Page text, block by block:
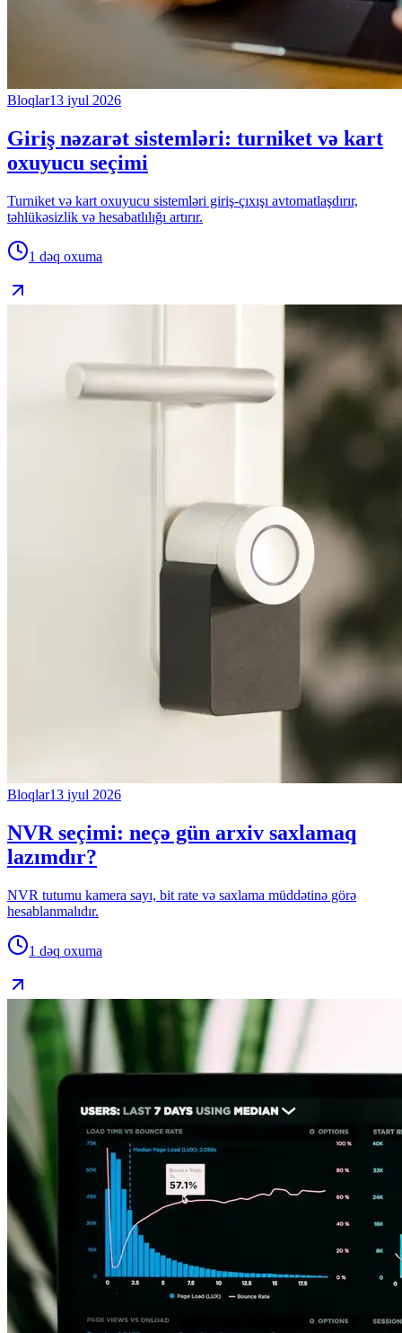
Bloqlar13 iyul 2026
Giriş nəzarət sistemləri: turniket və kart
oxuyucu seçimi
Turniket və kart oxuyucu sistemləri giriş-çıxışı avtomatlaşdırır,
təhlükəsizlik və hesabatlılığı artırır.
1 dəq oxuma
Bloqlar13 iyul 2026
NVR seçimi: neçə gün arxiv saxlamaq
lazımdır?
NVR tutumu kamera sayı, bit rate və saxlama müddətinə görə
hesablanmalıdır.
1 dəq oxuma